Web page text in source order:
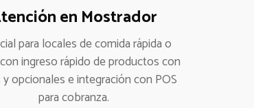
en Mostrador
para locales de comida rápida o
ingreso rápido de productos con
opcionales e integración con POS
para cobranza.